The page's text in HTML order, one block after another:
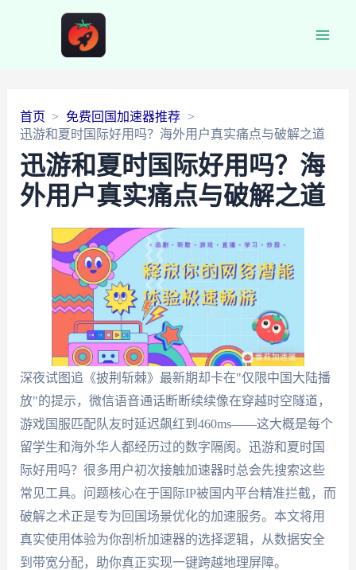
首页
免费回国加速器推荐
迅游和夏时国际好用吗？海外用户真实痛点与破解之道
迅游和夏时国际好用吗？海
外用户真实痛点与破解之道
深夜试图追《披荆斩棘》最新期却卡在"仅限中国大陆播
放"的提示，微信语音通话断断续续像在穿越时空隧道，
游戏国服匹配队友时延迟飙红到460ms——这大概是每个
留学生和海外华人都经历过的数字隔阂。迅游和夏时国
际好用吗？很多用户初次接触加速器时总会先搜索这些
常见工具。问题核心在于国际IP被国内平台精准拦截，而
破解之术正是专为回国场景优化的加速服务。本文将用
真实使用体验为你剖析加速器的选择逻辑，从数据安全
到带宽分配，助你真正实现一键跨越地理屏障。